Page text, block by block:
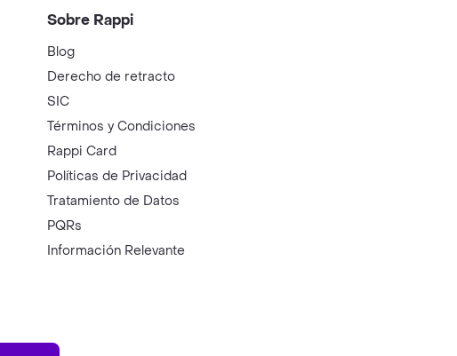
Sobre Rappi
Blog
Derecho de retracto
SIC
Términos y Condiciones
Rappi Card
Políticas de Privacidad
Tratamiento de Datos
PQRs
Información Relevante
AppGallery